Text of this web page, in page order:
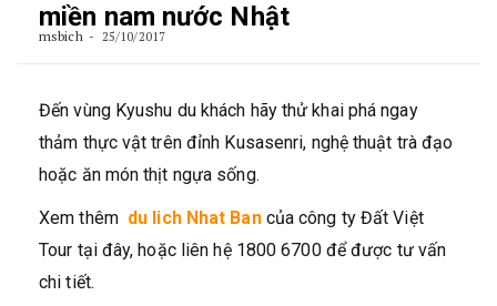
miền nam nước Nhật
msbich 25/10/2017
Đến vùng Kyushu du khách hãy thử khai phá ngay
thảm thực vật trên đỉnh Kusasenri, nghệ thuật trà đạo
hoặc ăn món thịt ngựa sống.
Xem thêm du lich Nhat Ban của công ty Đất Việt
Tour tại đây, hoặc liên hệ 1800 6700 để được tư vấn
chi tiết.